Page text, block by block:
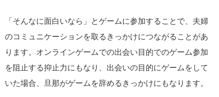
「そんなに面白いなら」とゲームに参加することで、夫婦
のコミュニケーションを取るきっかけにつながることがあ
ります。オンラインゲームでの出会い目的でのゲーム参加
を阻止する抑止力にもなり、出会いの目的にゲームをして
いた場合、旦那がゲームを辞めるきっかけにもなります。